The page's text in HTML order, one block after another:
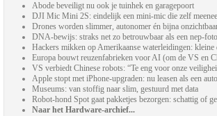
Abode beveiligt nu ook je tuinhek en garagepoort
DJI Mic Mini 2S: eindelijk een mini-mic die zelf
Drones worden slimmer, autonomer én bijna
DNA-bewijs: straks net zo betrouwbaar als een nep-
Hackers mikken op Amerikaanse waterleidingen: kleine
Europa bouwt reuzenfabrieken voor AI (om de VS en
VS verbiedt Chinese robots: “Te eng voor onze
Apple stopt met iPhone-upgraden: nu leasen als een auto
Museums: van stoffig naar slim, gestuurd met data
Robot-hond Spot gaat pakketjes bezorgen: schattig of
Naar het Hardware-archief...